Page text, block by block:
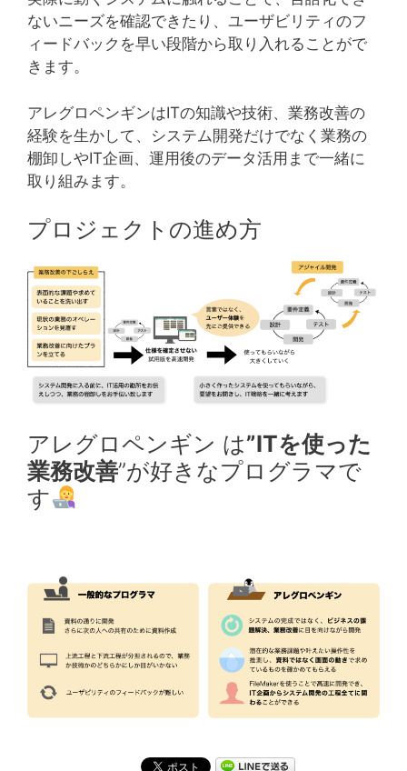
ないニーズを確認できたり、ユーザビリティのフ
ィードバックを早い段階から取り入れることがで
きます。
アレグロペンギンはITの知識や技術、業務改善の
経験を生かして、システム開発だけでなく業務の
棚卸しやIT企画、運用後のデータ活用まで一緒に
取り組みます。
プロジェクトの進め方
アレグロペンギン は”ITを使った
業務改善”が好きなプログラマで
す